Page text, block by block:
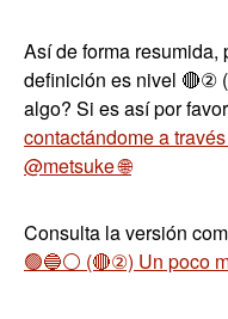
Así de forma resumida,
definición es nivel 🔴②
algo? Si es así por
contactándome a
@metsuke 🌐
Consulta la versión
🟢🔵⚪ (🔴②) Un poco